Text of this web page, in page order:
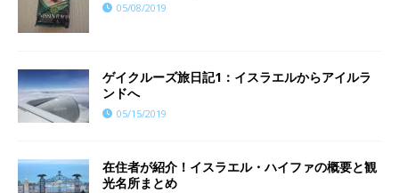
05/08/2019
ゲイクルーズ旅日記1：イスラエルからアイルラ
ンドへ
05/15/2019
在住者が紹介！イスラエル・ハイファの概要と観
光名所まとめ